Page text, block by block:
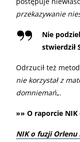
przekazywanie
Nie
stwierdził
Odrzucił też
nie korzystał z
domniemań„.
»» O raporcie
NIK o fuzji